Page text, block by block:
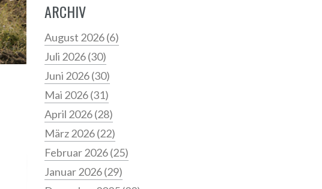
ARCHIV
August 2026(6)
Juli 2026(30)
Juni 2026(30)
Mai 2026(31)
April 2026(28)
März 2026(22)
Februar 2026(25)
Januar 2026(29)